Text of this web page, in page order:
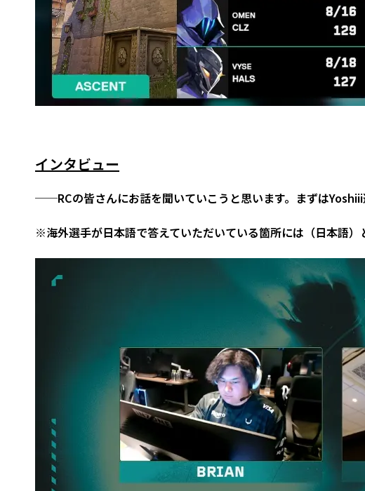
インタビュー
──RCの皆さんにお話を聞いていこうと思います。まずはYoshiii
※海外選手が日本語で答えていただいている箇所には（日本語）